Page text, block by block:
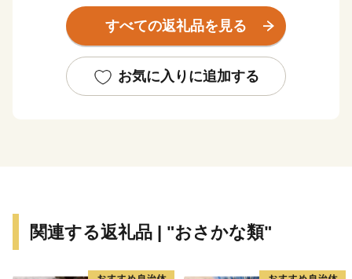
「風蓮湖」があり、野付風蓮道立自然公園を形成するな
ど、様々な景観を有しています。
たちが暮らしており、生乳生産量は「日本一」です。ま
た、沿岸部では秋鮭・アサリやホッキ・ホタテ・希少価
すべての返礼品を見る
お気に入りに追加する
関連する返礼品 | "おさかな類"